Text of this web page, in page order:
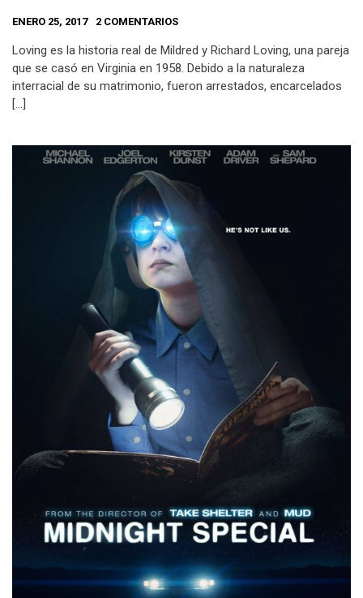
ENERO 25, 2017 2 COMENTARIOS
Loving es la historia real de Mildred y Richard Loving, una pareja
que se casó en Virginia en 1958. Debido a la naturaleza
interracial de su matrimonio, fueron arrestados, encarcelados
[…]